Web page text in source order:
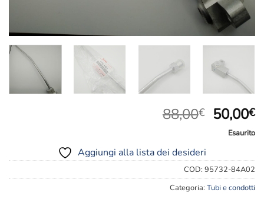
88,00€ Il
prezzo
era:
88,00€.
50,00€Il
Esaurito
Aggiungi alla lista dei desideri
COD: 95732-84A02
Categoria: Tubi e condotti